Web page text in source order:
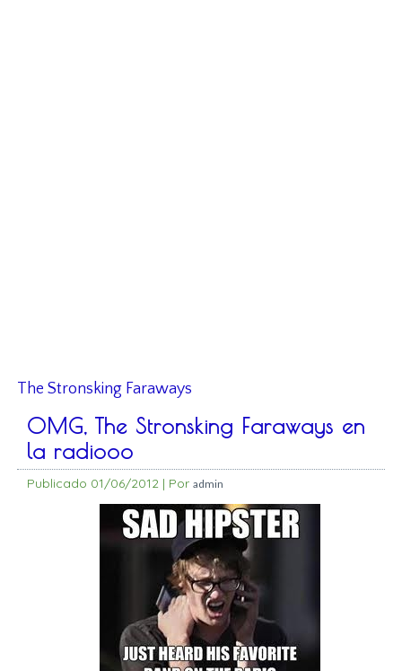
The Stronsking Faraways
OMG, The Stronsking Faraways en
la radiooo
Publicado 01/06/2012 | Por admin